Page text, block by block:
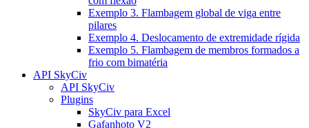
Exemplo 3. Flambagem global de viga entre
pilares
Exemplo 4. Deslocamento de extremidade rígida
Exemplo 5. Flambagem de membros formados a
frio com bimatéria
API SkyCiv
API SkyCiv
Plugins
SkyCiv para Excel
Gafanhoto V2